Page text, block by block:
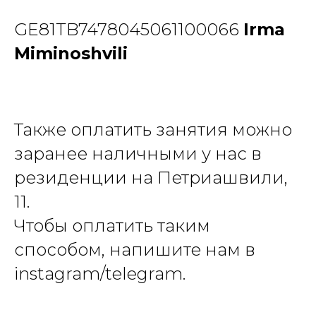
GE81TB7478045061100066 Irma
Miminoshvili
Также оплатить занятия можно
заранее наличными у нас в
резиденции на Петриашвили,
11.
Чтобы оплатить таким
способом, напишите нам в
instagram/telegram.